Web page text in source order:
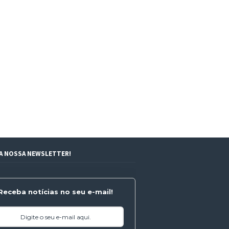
NOSSA NEWSLETTER!
notícias no seu e-mail!